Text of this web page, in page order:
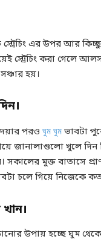
এর উপর আর কিচ্ছু
স্ট্রেচিং করা গেলে
হয়।
পরও ঘুম ঘুম ভাবটা
জানালাগুলো খুলে দিন
সকালের মুক্ত বাতাসে
চলে গিয়ে নিজেকে
খান।
উপায় হচ্ছে ঘুম থেকে